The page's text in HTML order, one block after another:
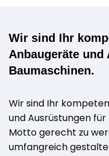
Wir sind Ihr
Anbaugeräte
Baumaschinen.
Wir sind Ihr
und Ausrüstungen
Motto gerecht zu
umfangreich